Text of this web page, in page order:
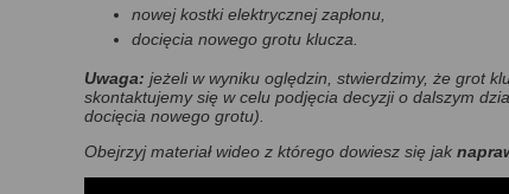
nowej kostki elektrycznej zapłonu,
docięcia nowego grotu klucza.
Uwaga: jeżeli w wyniku oględzin, stwierdzimy, że grot
skontaktujemy się w celu podjęcia decyzji o dalszym
docięcia nowego grotu).
Obejrzyj materiał wideo z którego dowiesz się jak